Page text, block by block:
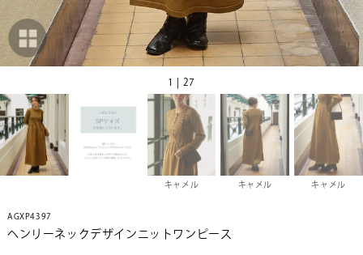
1 | 27
キャメル キャメル キャメル
AGXP4397
ヘンリーネックデザインニットワンピース